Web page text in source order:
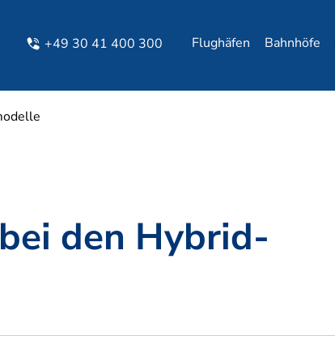
+49 30 41 400 300 Flughäfen Bahnhöfe
den Hybrid-